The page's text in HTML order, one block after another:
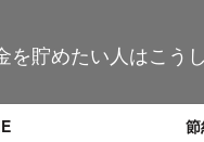
を貯めたい人はこう